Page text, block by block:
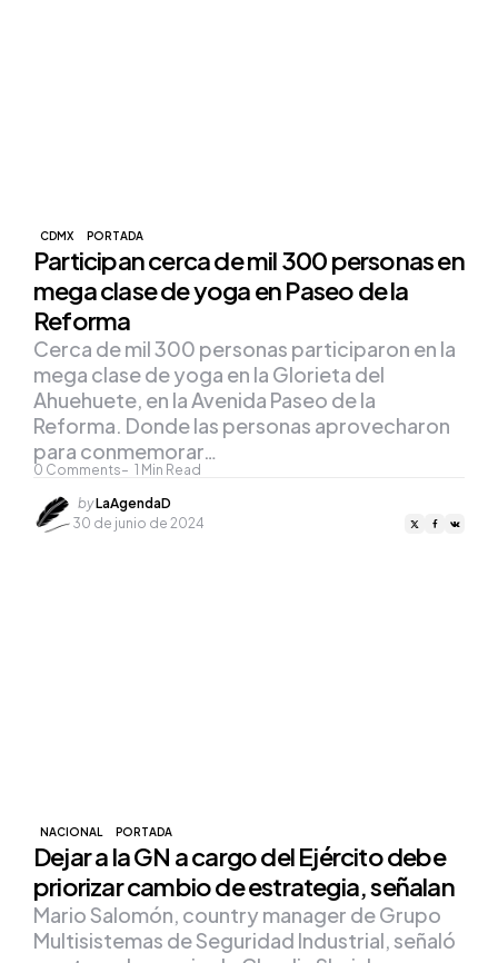
CDMX PORTADA
Participan cerca de mil 300 personas en
mega clase de yoga en Paseo de la
Reforma
0 Comments 1 Min Read
Cerca de mil 300 personas participaron en la
mega clase de yoga en la Glorieta del
Ahuehuete, en la Avenida Paseo de la
Reforma. Donde las personas aprovecharon
para conmemorar…
Posted
by
byLaAgendaD
30 de junio de 2024
NACIONAL PORTADA
Dejar a la GN a cargo del Ejército debe
priorizar cambio de estrategia, señalan
Mario Salomón, country manager de Grupo
Multisistemas de Seguridad Industrial, señaló